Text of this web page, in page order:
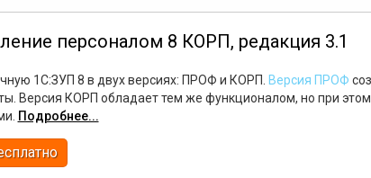
персоналом 8 КОРП, редакция 3.1
1С:ЗУП 8 в двух версиях: ПРОФ и КОРП. Версия ПРОФ
Версия КОРП обладает тем же функционалом, но при
Подробнее...